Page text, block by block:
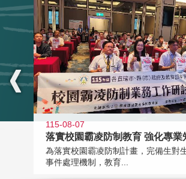
115-08-07
落實校園霸凌防制教育 強化專業
為落實校園霸凌防制計畫，完備生對
事件處理機制，教育...